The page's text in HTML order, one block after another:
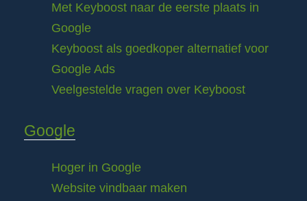
Met Keyboost naar de eerste plaats in
Google
Keyboost als goedkoper alternatief voor
Google Ads
Veelgestelde vragen over Keyboost
Google
Hoger in Google
Website vindbaar maken